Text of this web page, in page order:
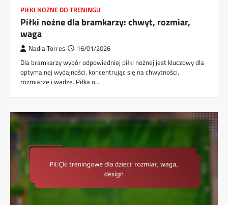
PIŁKI NOŻNE DO TRENINGU
Piłki nożne dla bramkarzy: chwyt, rozmiar,
waga
Nadia Torres 16/01/2026
Dla bramkarzy wybór odpowiedniej piłki nożnej jest kluczowy dla
optymalnej wydajności, koncentrując się na chwytności,
rozmiarze i wadze. Piłka o…